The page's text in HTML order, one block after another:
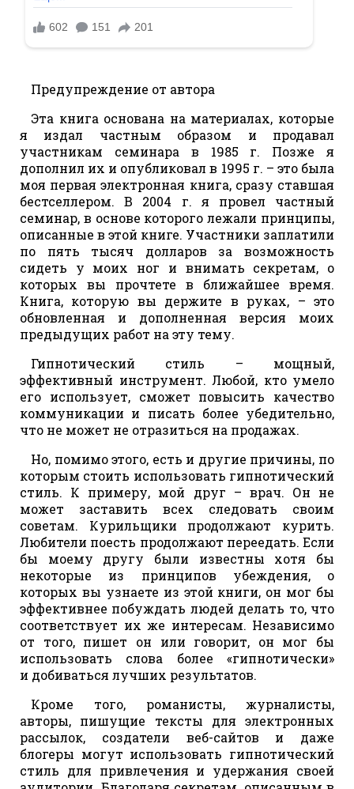
Предупреждение от автора
Эта книга основана на материалах, которые
я издал частным образом и продавал
участникам семинара в 1985 г. Позже я
дополнил их и опубликовал в 1995 г. – это была
моя первая электронная книга, сразу ставшая
бестселлером. В 2004 г. я провел частный
семинар, в основе которого лежали принципы,
описанные в этой книге. Участники заплатили
по пять тысяч долларов за возможность
сидеть у моих ног и внимать секретам, о
которых вы прочтете в ближайшее время.
Книга, которую вы держите в руках, – это
обновленная и дополненная версия моих
предыдущих работ на эту тему.
Гипнотический стиль – мощный,
эффективный инструмент. Любой, кто умело
его использует, сможет повысить качество
коммуникации и писать более убедительно,
что не может не отразиться на продажах.
Но, помимо этого, есть и другие причины, по
которым стоить использовать гипнотический
стиль. К примеру, мой друг – врач. Он не
может заставить всех следовать своим
советам. Курильщики продолжают курить.
Любители поесть продолжают переедать. Если
бы моему другу были известны хотя бы
некоторые из принципов убеждения, о
которых вы узнаете из этой книги, он мог бы
эффективнее побуждать людей делать то, что
соответствует их же интересам. Независимо
от того, пишет он или говорит, он мог бы
использовать слова более «гипнотически»
и добиваться лучших результатов.
Кроме того, романисты, журналисты,
авторы, пишущие тексты для электронных
рассылок, создатели веб-сайтов и даже
блогеры могут использовать гипнотический
стиль для привлечения и удержания своей